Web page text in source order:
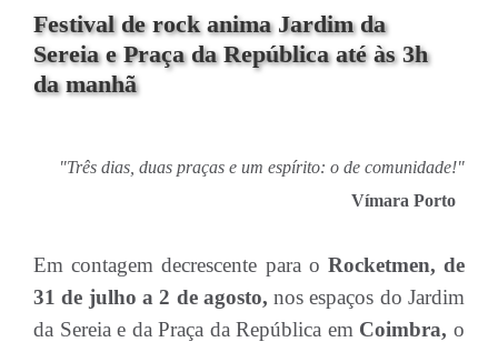
Festival de rock anima Jardim da
Sereia e Praça da República até às 3h
da manhã
"Três dias, duas praças e um espírito: o de comunidade!"
Vímara Porto
Em contagem decrescente para o Rocketmen, de
31 de julho a 2 de agosto, nos espaços do Jardim
da Sereia e da Praça da República em Coimbra, o